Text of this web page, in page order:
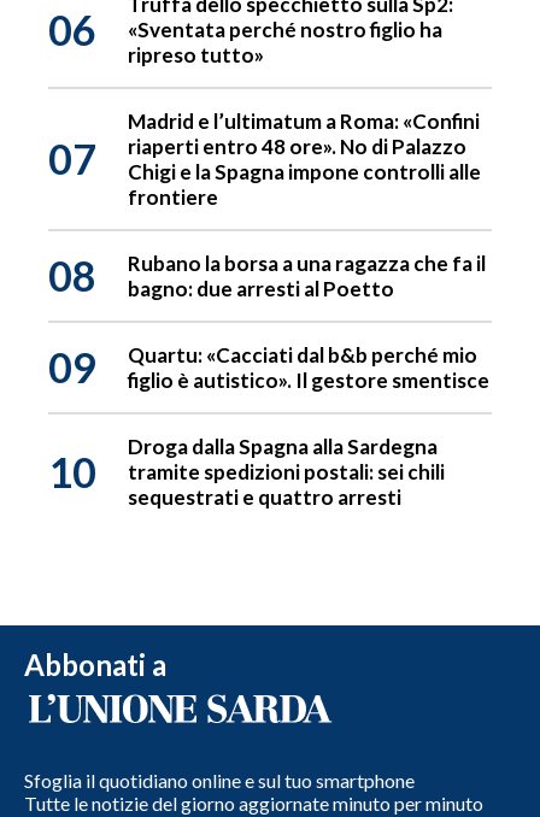
06
«Sventata perché nostro figlio ha
ripreso tutto»
07
Madrid e l’ultimatum a Roma: «Confini
riaperti entro 48 ore». No di Palazzo
Chigi e la Spagna impone controlli alle
frontiere
08
Rubano la borsa a una ragazza che fa il
bagno: due arresti al Poetto
09
Quartu: «Cacciati dal b&b perché mio
figlio è autistico». Il gestore smentisce
10
Droga dalla Spagna alla Sardegna
tramite spedizioni postali: sei chili
sequestrati e quattro arresti
Abbonati a
Sfoglia il quotidiano online e sul tuo smartphone
Tutte le notizie del giorno aggiornate minuto per minuto